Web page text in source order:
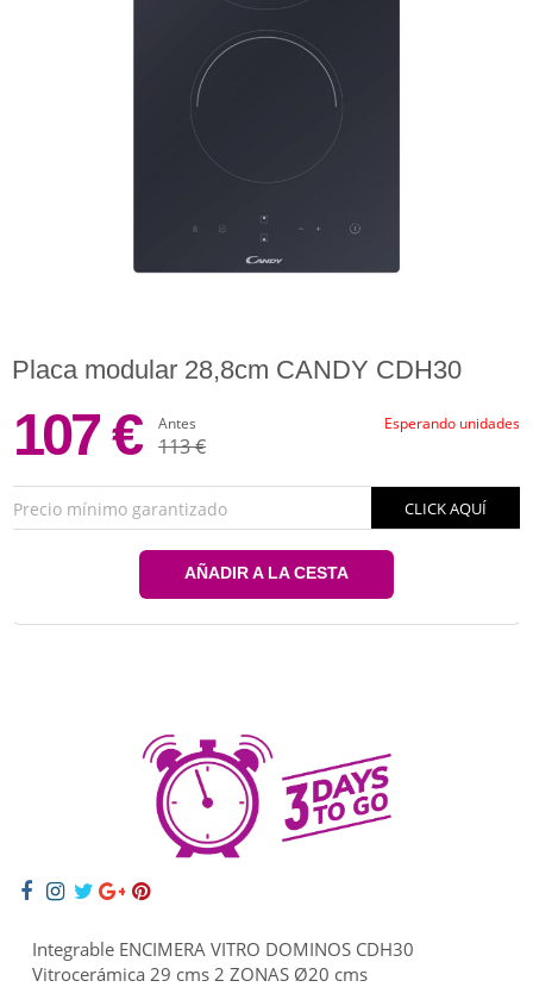
Placa modular 28,8cm CANDY CDH30
107 € Antes
113 €
Esperando unidades
Precio mínimo garantizado CLICK AQUÍ
AÑADIR A LA CESTA
Integrable ENCIMERA VITRO DOMINOS CDH30
Vitrocerámica 29 cms 2 ZONAS Ø20 cms